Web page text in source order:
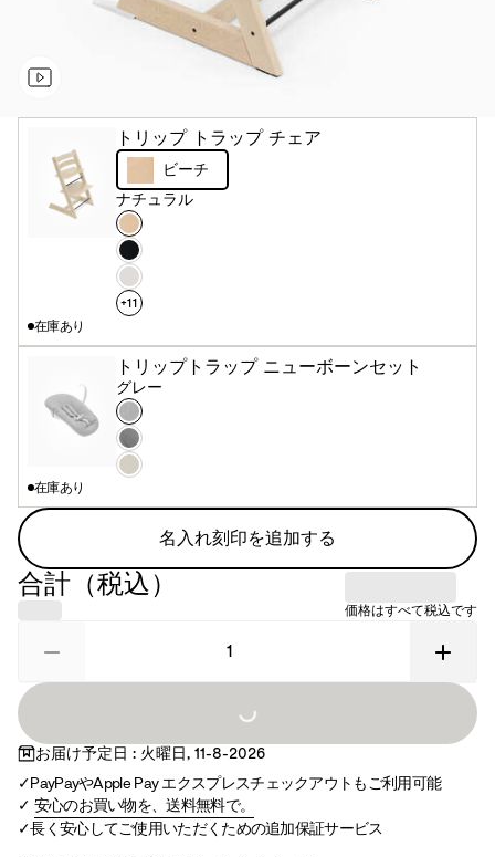
トリップ トラップ チェア​
ビーチ
ナチュラル
カ
ラ
ー
ナ
チ
ュ
ラ
ブ
ラ
ッ
ホ
ワ
ト
+11
在庫あり
トリップトラップ ニューボーンセット
グレー
カ
ラ
ー
グ
レ
ー
ア
ン
イ
ト
バ
ワ
イ
在庫あり
名入れ刻印を追加する
合計（税込）
価格はすべて税込です
Loading...
お届け予定日 : 火曜日, 11-8-2026
PayPayやApple Pay エクスプレスチェックアウトもご利用可能
安心のお買い物を、送料無料で。
長く安心してご使用いただくための追加保証サービス